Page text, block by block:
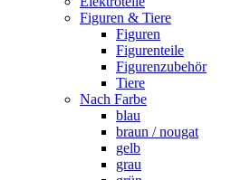
Figuren & Tiere
Figuren
Figurenteile
Figurenzubehör
Tiere
Nach Farbe
blau
braun / nougat
gelb
grau